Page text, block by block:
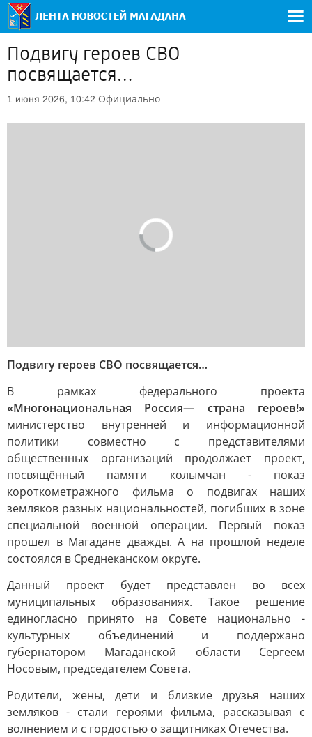
Подвигу героев СВО
посвящается…
1 июня 2026, 10:42 Официально
Подвигу героев СВО посвящается…
В рамках федерального проекта
«Многонациональная Россия— страна героев!»
министерство внутренней и информационной
политики совместно с представителями
общественных организаций продолжает проект,
посвящённый памяти колымчан - показ
короткометражного фильма о подвигах наших
земляков разных национальностей, погибших в зоне
специальной военной операции. Первый показ
прошел в Магадане дважды. А на прошлой неделе
состоялся в Среднеканском округе.
Данный проект будет представлен во всех
муниципальных образованиях. Такое решение
единогласно принято на Совете национально -
культурных объединений и поддержано
губернатором Магаданской области Сергеем
Носовым, председателем Совета.
Родители, жены, дети и близкие друзья наших
земляков - стали героями фильма, рассказывая с
волнением и с гордостью о защитниках Отечества.